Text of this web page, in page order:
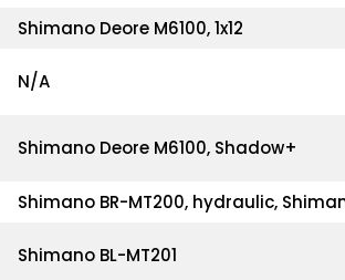
Shimano Deore M6100, 1x12
N/A
Shimano Deore M6100, Shadow+
Shimano BR-MT200, hydraulic,
Shimano BL-MT201